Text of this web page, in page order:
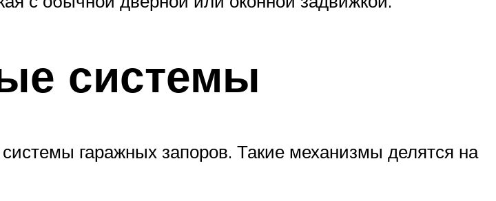
системы
гаражных запоров. Такие механизмы делятся на